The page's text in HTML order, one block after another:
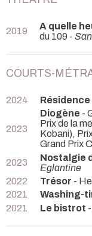
2019 A quelle
du 109 -
COURTS-
2024 Résidence
2023
Diogène -
Prix de la
Kobani),
Grand Prix
2023
Nostalgie
Eglantine
2022
Trésor -
2021
Washing-
2021
Le bistrot